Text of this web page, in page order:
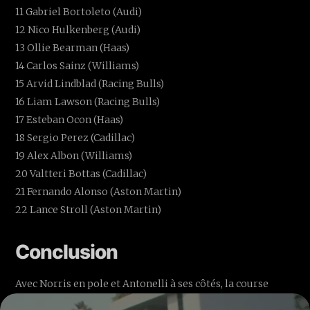
11 Gabriel Bortoleto (Audi)
12 Nico Hulkenberg (Audi)
13 Ollie Bearman (Haas)
14 Carlos Sainz (Williams)
15 Arvid Lindblad (Racing Bulls)
16 Liam Lawson (Racing Bulls)
17 Esteban Ocon (Haas)
18 Sergio Perez (Cadillac)
19 Alex Albon (Williams)
20 Valtteri Bottas (Cadillac)
21 Fernando Alonso (Aston Martin)
22 Lance Stroll (Aston Martin)
Conclusion
Avec Norris en pole et Antonelli à ses côtés, la course
sprint de Miami 2026 s’annonce comme un test grandeur